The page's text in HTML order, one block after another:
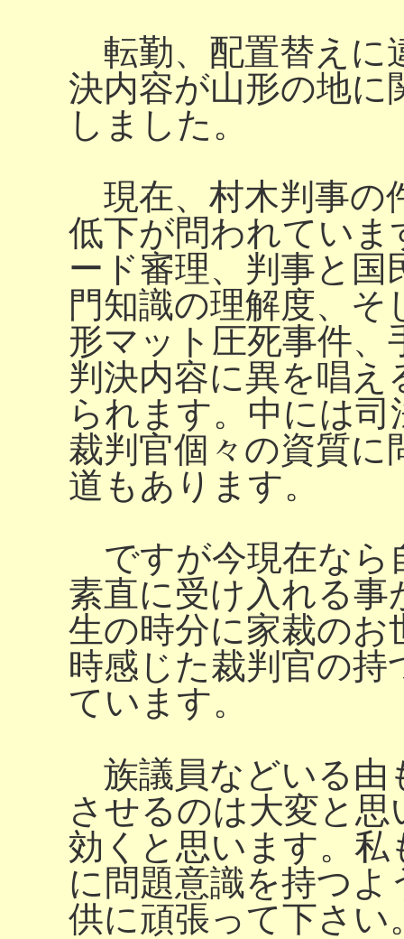
転勤、配置替えに
決内容が山形の地
しました。
現在、村木判事の
低下が問われてい
ード審理、判事と国
門知識の理解度、そ
形マット圧死事件、
判決内容に異を唱
られます。中には
裁判官個々の資質に
道もあります。
ですが今現在なら
素直に受け入れる
生の時分に家裁の
時感じた裁判官の
ています。
族議員などいる由
させるのは大変と
効くと思います。私
に問題意識を持つ
供に頑張って下さい